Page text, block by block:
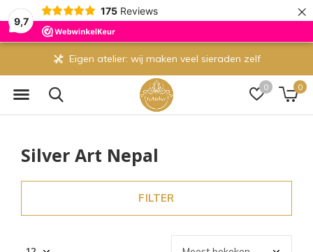
9,7
175 Reviews ×
0 0
Gratis verzending vanaf 70 euro
Silver Art Nepal
FILTER